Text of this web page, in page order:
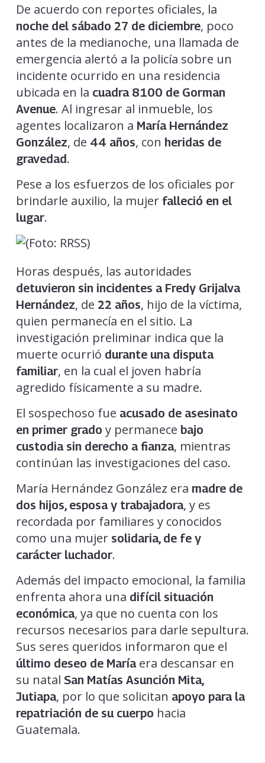
De acuerdo con reportes oficiales, la
noche del sábado 27 de diciembre, poco
antes de la medianoche, una llamada de
emergencia alertó a la policía sobre un
incidente ocurrido en una residencia
ubicada en la cuadra 8100 de Gorman
Avenue. Al ingresar al inmueble, los
agentes localizaron a María Hernández
González, de 44 años, con heridas de
gravedad.
Pese a los esfuerzos de los oficiales por
brindarle auxilio, la mujer falleció en el
lugar.
Horas después, las autoridades
detuvieron sin incidentes a Fredy Grijalva
Hernández, de 22 años, hijo de la víctima,
quien permanecía en el sitio. La
investigación preliminar indica que la
muerte ocurrió durante una disputa
familiar, en la cual el joven habría
agredido físicamente a su madre.
El sospechoso fue acusado de asesinato
en primer grado y permanece bajo
custodia sin derecho a fianza, mientras
continúan las investigaciones del caso.
María Hernández González era madre de
dos hijos, esposa y trabajadora, y es
recordada por familiares y conocidos
como una mujer solidaria, de fe y
carácter luchador.
Además del impacto emocional, la familia
enfrenta ahora una difícil situación
económica, ya que no cuenta con los
recursos necesarios para darle sepultura.
Sus seres queridos informaron que el
último deseo de Maríaera descansar en
su natal San Matías Asunción Mita,
Jutiapa, por lo que solicitan apoyo para la
repatriación de su cuerpo hacia
Guatemala.